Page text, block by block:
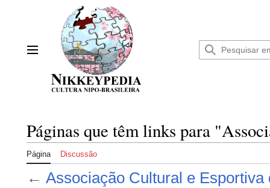
Menu principal
Páginas que têm links para
Página Discussão
← Associação Cultural e Esportiva